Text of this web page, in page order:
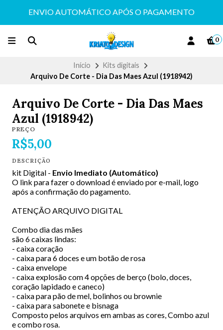
ENVIO AUTOMÁTICO APÓS O PAGAMENTO
0
Início
Kits digitais
Arquivo De Corte - Dia Das Maes Azul (1918942)
Arquivo De Corte - Dia Das Maes
Azul (1918942)
PREÇO
R$5,00
DESCRIÇÃO
kit Digital - Envio Imediato (Automático)
O link para fazer o download é enviado por e-mail, logo
após a confirmação do pagamento.
ATENÇÃO ARQUIVO DIGITAL
Combo dia das mães
são 6 caixas lindas:
- caixa coração
- caixa para 6 doces e um botão de rosa
- caixa envelope
- caixa explosão com 4 opções de berço (bolo, doces,
coração lapidado e caneco)
- caixa para pão de mel, bolinhos ou brownie
- caixa para sabonete e bisnaga
Composto pelos arquivos em ambas as cores, Combo azul
e combo rosa.